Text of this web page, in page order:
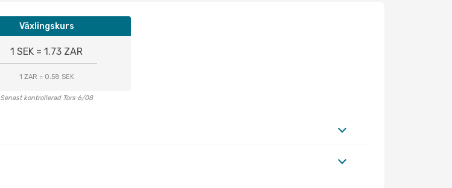
Växlingskurs
1 SEK = 1.73 ZAR
1 ZAR = 0.58 SEK
Senast kontrollerad Tors 6/08